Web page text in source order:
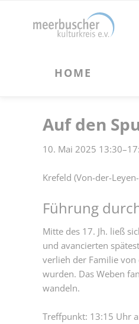
Chronik
Auf den
10. Mai 2025
Krefeld (Von-der-
Führung
Mitte des 17. Jh. ließ
und avancierten
verlieh der Familie
wurden. Das Weben
wandeln.
Treffpunkt: 13:15 Uhr